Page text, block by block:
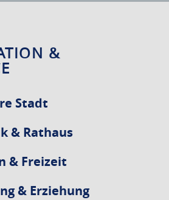
&
Stadt
& Rathaus
& Freizeit
& Erziehung